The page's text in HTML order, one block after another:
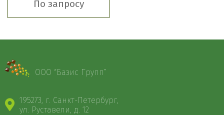
По запросу
ООО “Базис Групп”
195273, г. Санкт-Петербург,
ул. Руставели, д. 12